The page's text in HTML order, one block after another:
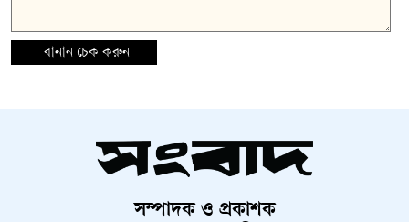
বানান চেক করুন
সম্পাদক ও প্রকাশক